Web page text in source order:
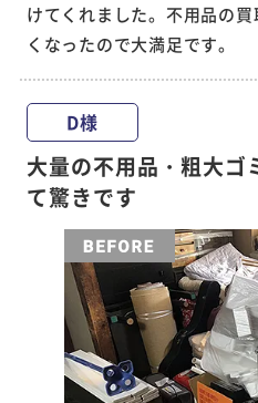
けてくれました。不用品の
くなったので大満足です。
D様
大量の不用品・粗大ゴ
て驚きです